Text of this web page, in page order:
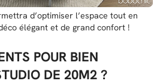
d’optimiser l’espace tout en
élégant et de grand confort !
POUR BIEN
DE 20M2 ?